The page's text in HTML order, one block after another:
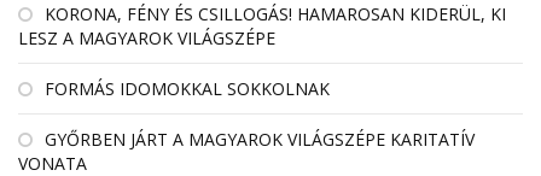
KORONA, FÉNY ÉS CSILLOGÁS! HAMAROSAN KIDERÜL, KI
LESZ A MAGYAROK VILÁGSZÉPE
FORMÁS IDOMOKKAL SOKKOLNAK
GYŐRBEN JÁRT A MAGYAROK VILÁGSZÉPE KARITATÍV
VONATA